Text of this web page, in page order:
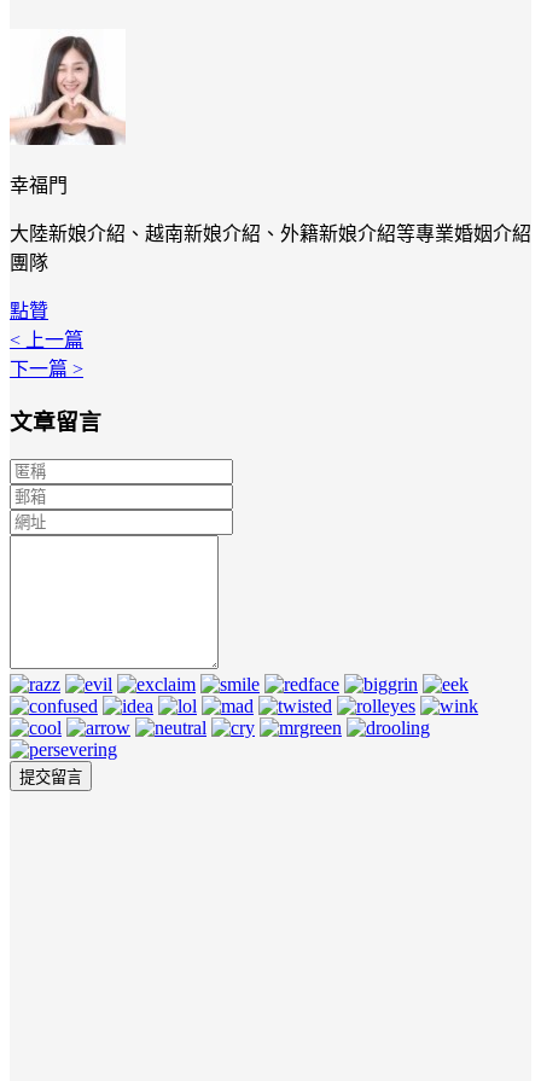
幸福門
大陸新娘介紹、越南新娘介紹、外籍新娘介紹等專業婚姻介紹
團隊
點贊
< 上一篇
下一篇 >
文章留言